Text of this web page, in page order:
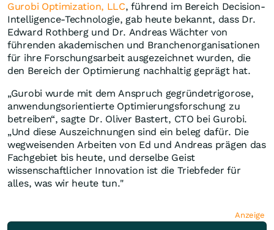
Gurobi Optimization, LLC, führend im Bereich Decision-
Intelligence-Technologie, gab heute bekannt, dass Dr.
Edward Rothberg und Dr. Andreas Wächter von
führenden akademischen und Branchenorganisationen
für ihre Forschungsarbeit ausgezeichnet wurden, die
den Bereich der Optimierung nachhaltig geprägt hat.
„Gurobi wurde mit dem Anspruch gegründetrigorose,
anwendungsorientierte Optimierungsforschung zu
betreiben“, sagte Dr. Oliver Bastert, CTO bei Gurobi.
„Und diese Auszeichnungen sind ein beleg dafür. Die
wegweisenden Arbeiten von Ed und Andreas prägen das
Fachgebiet bis heute, und derselbe Geist
wissenschaftlicher Innovation ist die Triebfeder für
alles, was wir heute tun."
Anzeige